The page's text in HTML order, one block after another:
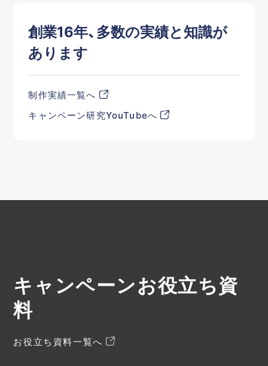
創業16年、多数の実績と知識が
あります
制作実績一覧へ
キャンペーン研究YouTubeへ
キャンペーンお役立ち資
料
お役立ち資料一覧へ